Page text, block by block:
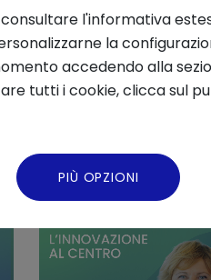
consultare l'informativa
la
accedendo alla
tutti i cookie, clicca sul
PIÙ OPZIONI